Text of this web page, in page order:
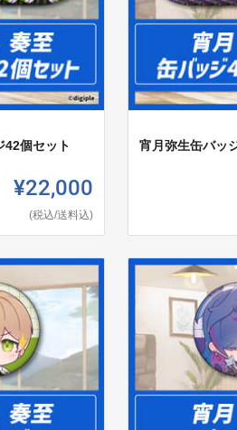
42個セット
¥22,000
(税込/送料込)
宵月弥生缶バッ